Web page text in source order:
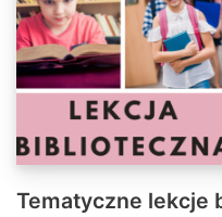
Tematyczne lekcje